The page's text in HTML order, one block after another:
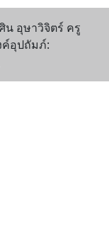
น อุษาวิจิตร์ ครู
ค์อุปถัมภ์: